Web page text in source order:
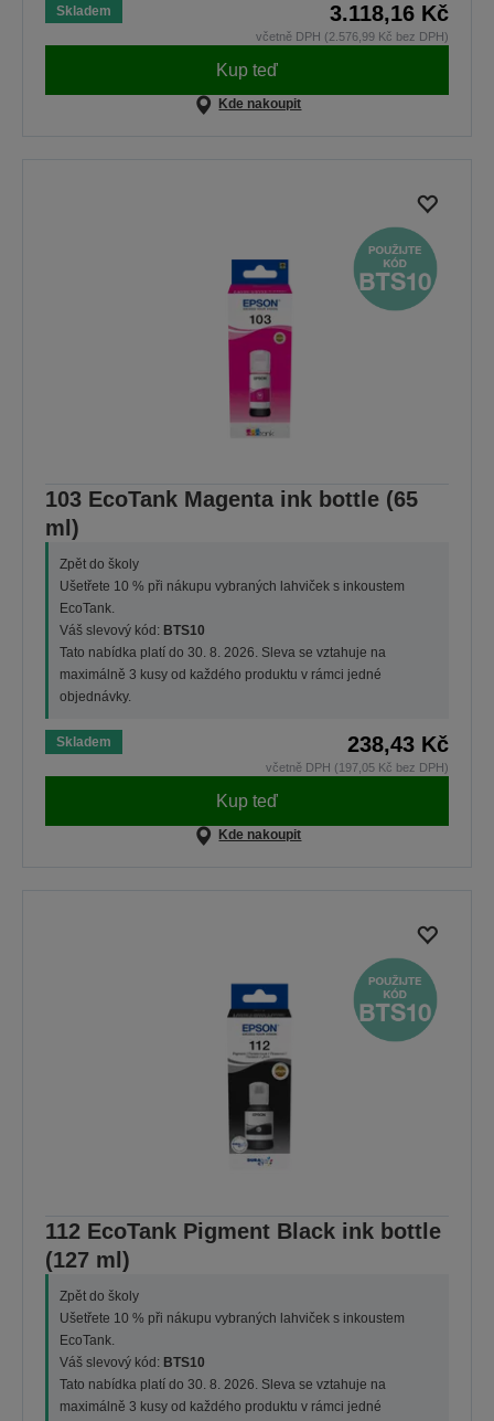
Skladem 3.118,16 Kč
včetně DPH (2.576,99 Kč bez DPH)
Kup teď
Kde nakoupit
103 EcoTank Magenta ink bottle (65
ml)
Zpět do školy
Ušetřete 10 % při nákupu vybraných lahviček s inkoustem
EcoTank.
Váš slevový kód: BTS10
Tato nabídka platí do 30. 8. 2026. Sleva se vztahuje na
maximálně 3 kusy od každého produktu v rámci jedné
objednávky.
Skladem 238,43 Kč
včetně DPH (197,05 Kč bez DPH)
Kup teď
Kde nakoupit
112 EcoTank Pigment Black ink bottle
(127 ml)
Zpět do školy
Ušetřete 10 % při nákupu vybraných lahviček s inkoustem
EcoTank.
Váš slevový kód: BTS10
Tato nabídka platí do 30. 8. 2026. Sleva se vztahuje na
maximálně 3 kusy od každého produktu v rámci jedné